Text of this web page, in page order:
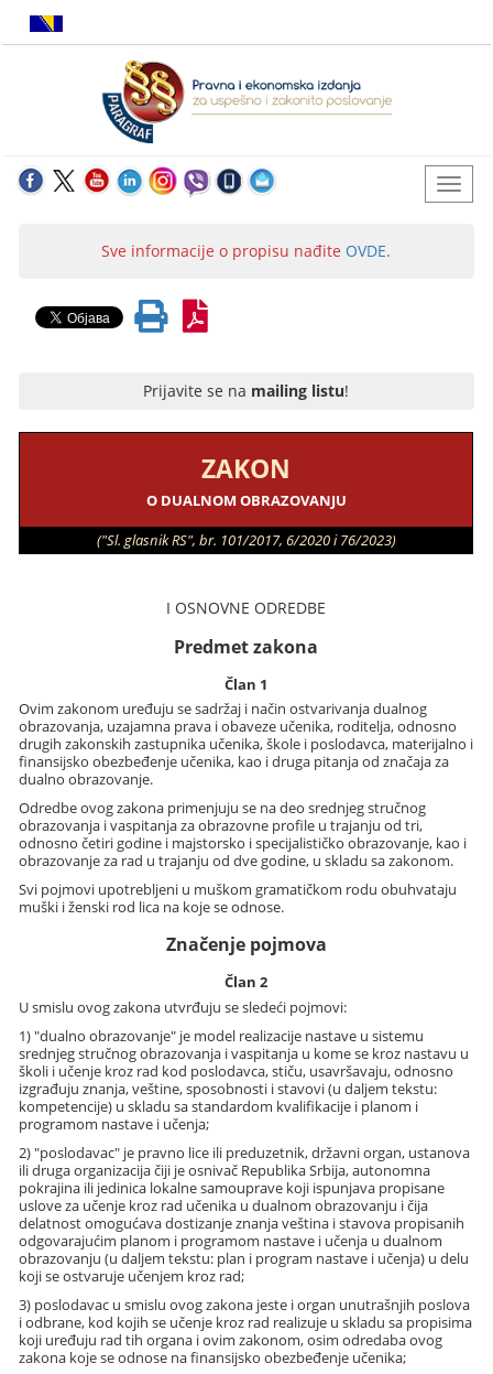
Sve informacije o propisu nađite OVDE.
Prijavite se na mailing listu!
ZAKON
O DUALNOM OBRAZOVANJU
("Sl. glasnik RS", br. 101/2017, 6/2020 i 76/2023)
I OSNOVNE ODREDBE
Predmet zakona
Član 1
Ovim zakonom uređuju se sadržaj i način ostvarivanja dualnog
obrazovanja, uzajamna prava i obaveze učenika, roditelja, odnosno
drugih zakonskih zastupnika učenika, škole i poslodavca, materijalno i
finansijsko obezbeđenje učenika, kao i druga pitanja od značaja za
dualno obrazovanje.
Odredbe ovog zakona primenjuju se na deo srednjeg stručnog
obrazovanja i vaspitanja za obrazovne profile u trajanju od tri,
odnosno četiri godine i majstorsko i specijalističko obrazovanje, kao i
obrazovanje za rad u trajanju od dve godine, u skladu sa zakonom.
Svi pojmovi upotrebljeni u muškom gramatičkom rodu obuhvataju
muški i ženski rod lica na koje se odnose.
Značenje pojmova
Član 2
U smislu ovog zakona utvrđuju se sledeći pojmovi:
1) "dualno obrazovanje" je model realizacije nastave u sistemu
srednjeg stručnog obrazovanja i vaspitanja u kome se kroz nastavu u
školi i učenje kroz rad kod poslodavca, stiču, usavršavaju, odnosno
izgrađuju znanja, veštine, sposobnosti i stavovi (u daljem tekstu:
kompetencije) u skladu sa standardom kvalifikacije i planom i
programom nastave i učenja;
2) "poslodavac" je pravno lice ili preduzetnik, državni organ, ustanova
ili druga organizacija čiji je osnivač Republika Srbija, autonomna
pokrajina ili jedinica lokalne samouprave koji ispunjava propisane
uslove za učenje kroz rad učenika u dualnom obrazovanju i čija
delatnost omogućava dostizanje znanja veština i stavova propisanih
odgovarajućim planom i programom nastave i učenja u dualnom
obrazovanju (u daljem tekstu: plan i program nastave i učenja) u delu
koji se ostvaruje učenjem kroz rad;
3) poslodavac u smislu ovog zakona jeste i organ unutrašnjih poslova
i odbrane, kod kojih se učenje kroz rad realizuje u skladu sa propisima
koji uređuju rad tih organa i ovim zakonom, osim odredaba ovog
zakona koje se odnose na finansijsko obezbeđenje učenika;